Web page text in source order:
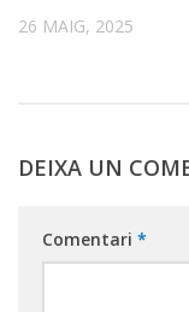
26 MAIG, 2025
DEIXA UN
Comentari *